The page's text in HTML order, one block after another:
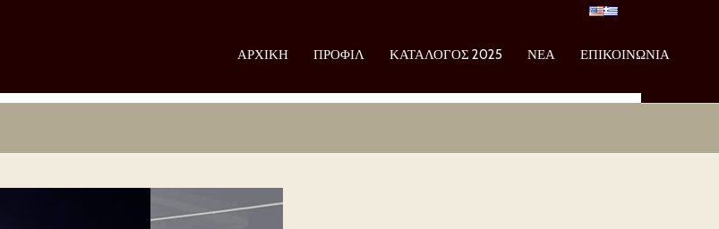
ΑΡΧΙΚΉ ΠΡΟΦΊΛ ΚΑΤΆΛΟΓΟΣ 2025 ΝΈΑ ΕΠΙΚΟΙΝΩΝΊΑ